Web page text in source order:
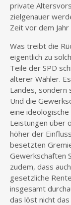
private
zielgenauer
Zeit vor dem
Was treibt die
eigentlich zu
Teile der SPD
älterer Wähler.
Landes, sondern
Und die
eine
Leistungen über
höher der
besetzten
Gewerkschaften
zudem, dass
gesetzliche
insgesamt
das löst nicht